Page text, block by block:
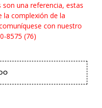
una referencia, estas
la complexión de la
con nuestro
(76)